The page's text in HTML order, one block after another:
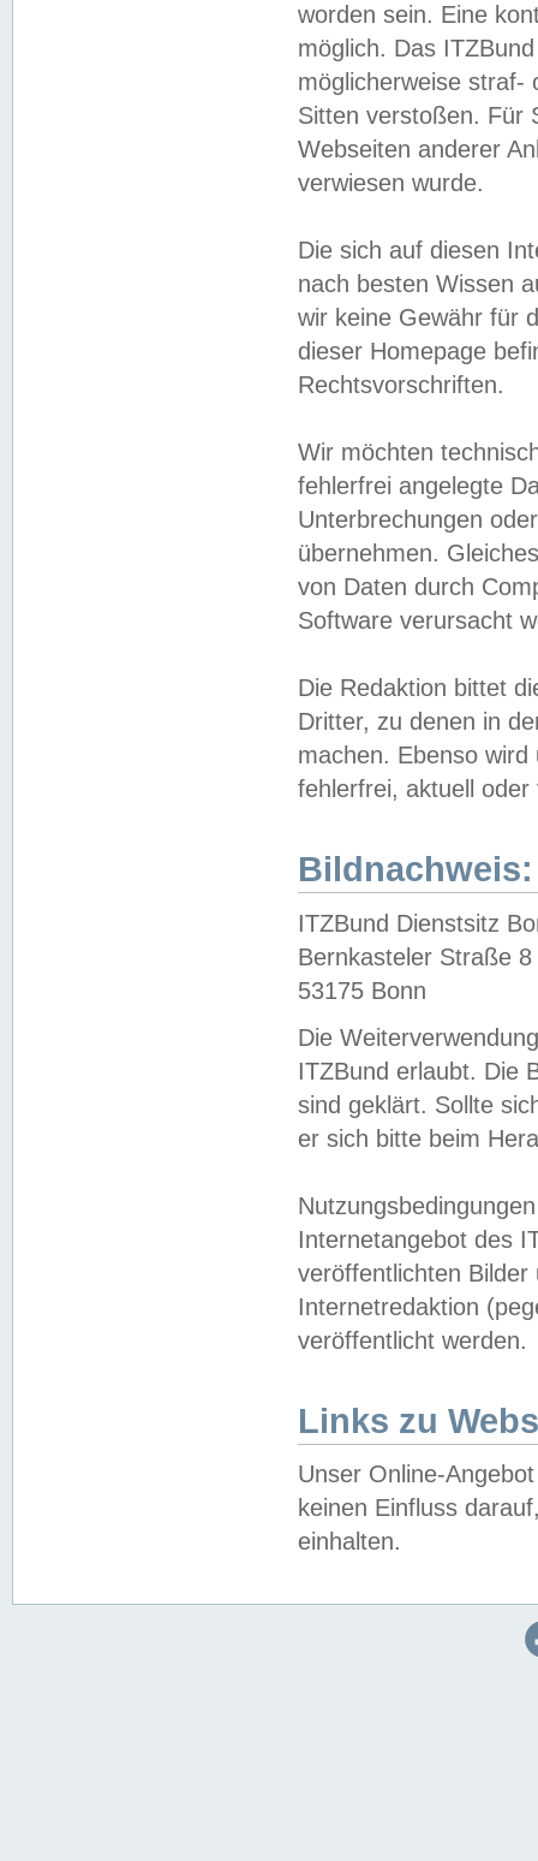
worden sein. Eine
möglich. Das
möglicherweise straf-
Sitten verstoßen. Für
Webseiten anderer
verwiesen wurde.
Die sich auf diesen
nach besten Wissen
wir keine Gewähr für
dieser Homepage
Rechtsvorschriften.
Wir möchten
fehlerfrei angelegte
Unterbrechungen
übernehmen.
von Daten durch
Software verursacht
Die Redaktion bittet
Dritter, zu denen in
machen. Ebenso
fehlerfrei, aktuell oder
Bildnachweis:
ITZBund Dienstsitz
Bernkasteler Straße 8
53175 Bonn
Die
ITZBund erlaubt. Die
sind geklärt. Sollte
er sich bitte beim
Internetangebot des
veröffentlichten
Internetredaktion
veröffentlicht werden.
Links zu
Unser Online-
keinen Einfluss
einhalten.